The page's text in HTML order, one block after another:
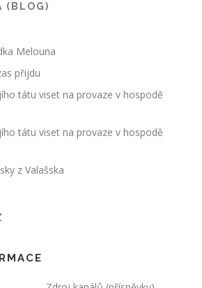
(BLOG)
Melouna
přijdu
tátu viset na provaze v hospodě
tátu viset na provaze v hospodě
z Valašska